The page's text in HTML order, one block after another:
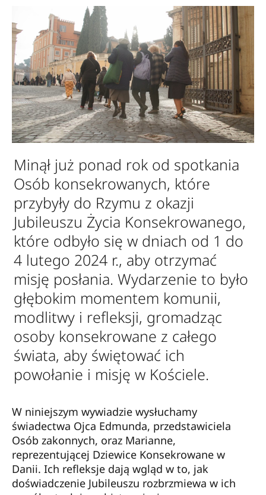
Minął już ponad rok od spotkania
Osób konsekrowanych, które
przybyły do Rzymu z okazji
Jubileuszu Życia Konsekrowanego,
które odbyło się w dniach od 1 do
4 lutego 2024 r., aby otrzymać
misję posłania. Wydarzenie to było
głębokim momentem komunii,
modlitwy i refleksji, gromadząc
osoby konsekrowane z całego
świata, aby świętować ich
powołanie i misję w Kościele.
W niniejszym wywiadzie wysłuchamy
świadectwa Ojca Edmunda, przedstawiciela
Osób zakonnych, oraz Marianne,
reprezentującej Dziewice Konsekrowane w
Danii. Ich refleksje dają wgląd w to, jak
doświadczenie Jubileuszu rozbrzmiewa w ich